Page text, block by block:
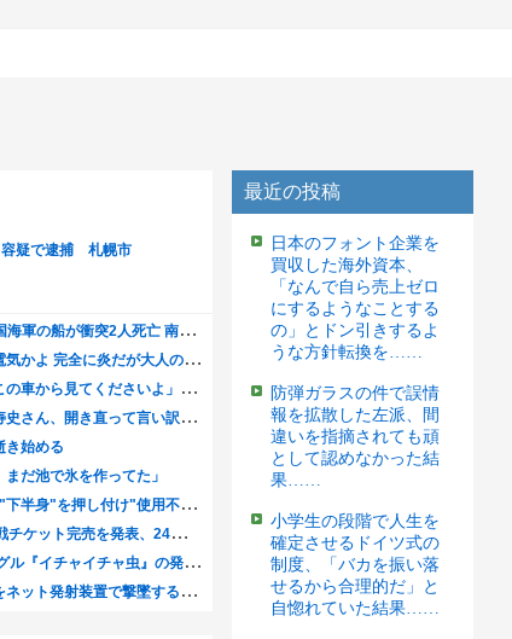
最近の投稿
日本のフォント企業を
買収した海外資本、
「なんで自ら売上ゼロ
にするようなことする
の」とドン引きするよ
うな方針転換を……
防弾ガラスの件で誤情
報を拡散した左派、間
違いを指摘されても頑
として認めなかった結
果……
小学生の段階で人生を
確定させるドイツ式の
制度、「バカを振い落
せるから合理的だ」と
自惚れていた結果……